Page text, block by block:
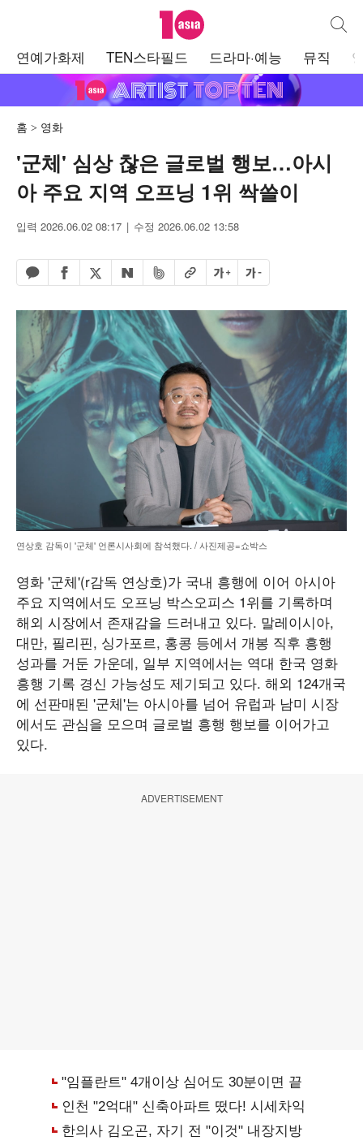
텐아시아 통합
연예가화제 TEN스타필드 드라마·예능 뮤직
홈 영화
'군체' 심상 찮은 글로벌 행보…아시
아 주요 지역 오프닝 1위 싹쓸이
입력 2026.06.02 08:17 수정 2026.06.02 13:58
카카오톡 공유하기
페이스북 공유하기
엑스 공유하기
네이버 공유하기
밴드 공유하기
URL복사글자 크게글자 작게
연상호 감독이 '군체' 언론시사회에 참석했다. / 사진제공=쇼박스
영화 '군체'(r감독 연상호)가 국내 흥행에 이어 아시아
주요 지역에서도 오프닝 박스오피스 1위를 기록하며
해외 시장에서 존재감을 드러내고 있다. 말레이시아,
대만, 필리핀, 싱가포르, 홍콩 등에서 개봉 직후 흥행
성과를 거둔 가운데, 일부 지역에서는 역대 한국 영화
흥행 기록 경신 가능성도 제기되고 있다. 해외 124개국
에 선판매된 '군체'는 아시아를 넘어 유럽과 남미 시장
에서도 관심을 모으며 글로벌 흥행 행보를 이어가고
있다.
ADVERTISEMENT